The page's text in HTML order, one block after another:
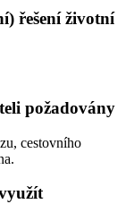
řešení životní
požadovány
cestovního